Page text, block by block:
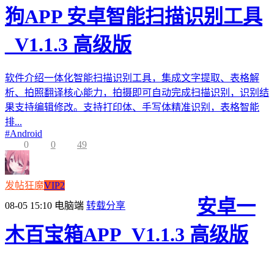
狗APP 安卓智能扫描识别工具
_V1.1.3 高级版
软件介绍一体化智能扫描识别工具，集成文字提取、表格解
析、拍照翻译核心能力，拍摄即可自动完成扫描识别，识别结
果支持编辑修改。支持打印体、手写体精准识别，表格智能
排...
#Android
0
0 49
发帖狂魔VIP2
08-05 15:10 电脑端 转载分享
安卓一
木百宝箱APP_V1.1.3 高级版